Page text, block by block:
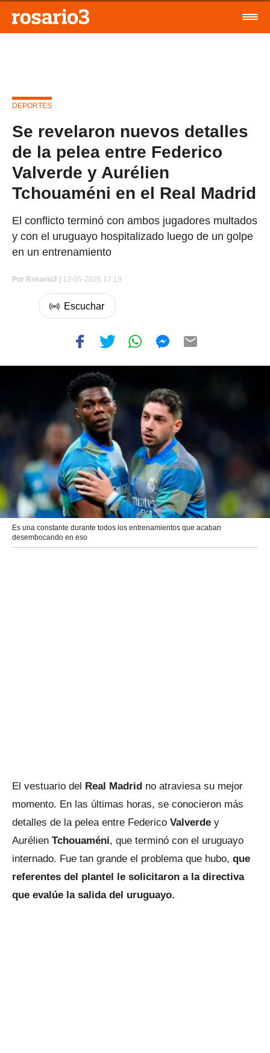
DEPORTES
Se revelaron nuevos detalles
de la pelea entre Federico
Valverde y Aurélien
Tchouaméni en el Real Madrid
El conflicto terminó con ambos jugadores multados
y con el uruguayo hospitalizado luego de un golpe
en un entrenamiento
Por Rosario3 | 12-05-2026 17:19
Es una constante durante todos los entrenamientos que acaban
desembocando en eso
El vestuario del Real Madrid no atraviesa su mejor
momento. En las últimas horas, se conocieron más
detalles de la pelea entre Federico Valverde y
Aurélien Tchouaméni, que terminó con el uruguayo
internado. Fue tan grande el problema que hubo, que
referentes del plantel le solicitaron a la directiva
que evalúe la salida del uruguayo.